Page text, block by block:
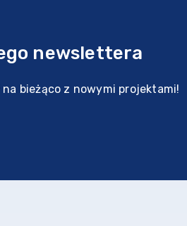
newslettera
bieżąco z nowymi projektami!